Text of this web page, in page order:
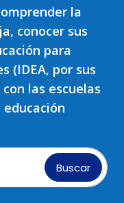
la
conocer sus
para
(IDEA, por sus
las escuelas
Buscar